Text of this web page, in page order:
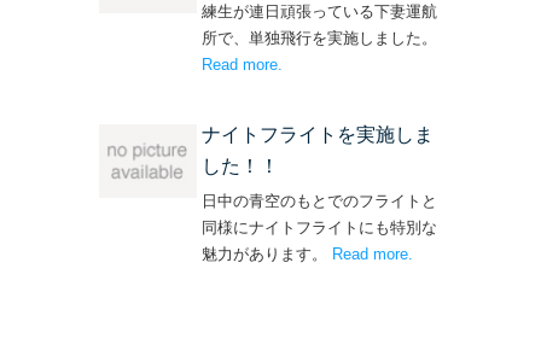
練生が連日頑張っている下妻運航
所で、単独飛行を実施しました。
Read more
ナイトフライトを実施しま
した！！
日中の青空のもとでのフライトと
同様にナイトフライトにも特別な
魅力があります。
Read more– ‘ナイトフライト
.